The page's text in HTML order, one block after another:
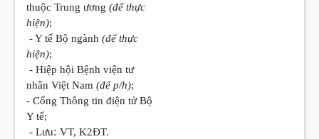
thuộc Trung ương (để thực
hiện);
- Y tế Bộ ngành (để thực
hiện);
- Hiệp hội Bệnh viện tư
nhân Việt Nam (để p/h);
- Cổng Thông tin điện tử Bộ
Y tế;
- Lưu: VT, K2ĐT.